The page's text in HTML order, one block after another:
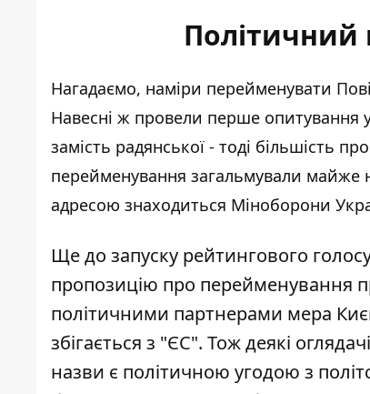
Політичний
Нагадаємо, наміри перейменувати
Навесні ж провели перше опитування
замість радянської - тоді більшість
перейменування загальмували майже
адресою знаходиться Міноборони
Ще до запуску рейтингового
пропозицію про перейменування
політичними партнерами мера
збігається з "ЄС". Тож деякі
назви є політичною угодою з